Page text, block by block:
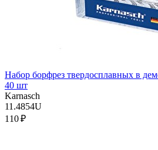
Набор борфрез твердосплавных в
40 шт
Karnasch
11.4854U
110 ₽